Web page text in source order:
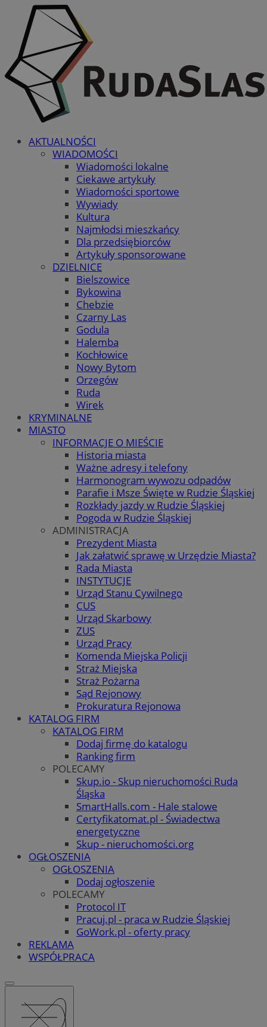
AKTUALNOŚCI
WIADOMOŚCI
Wiadomości lokalne
Ciekawe artykuły
Wiadomości sportowe
Wywiady
Kultura
Najmłodsi mieszkańcy
Dla przedsiębiorców
Artykuły sponsorowane
DZIELNICE
Bielszowice
Bykowina
Chebzie
Czarny Las
Godula
Halemba
Kochłowice
Nowy Bytom
Orzegów
Ruda
Wirek
KRYMINALNE
MIASTO
INFORMACJE O MIEŚCIE
Historia miasta
Ważne adresy i telefony
Harmonogram wywozu odpadów
Parafie i Msze Święte w Rudzie Śląskiej
Rozkłady jazdy w Rudzie Śląskiej
Pogoda w Rudzie Śląskiej
ADMINISTRACJA
Prezydent Miasta
Jak załatwić sprawę w Urzędzie Miasta?
Rada Miasta
INSTYTUCJE
Urząd Stanu Cywilnego
CUS
Urząd Skarbowy
ZUS
Urząd Pracy
Komenda Miejska Policji
Straż Miejska
Straż Pożarna
Sąd Rejonowy
Prokuratura Rejonowa
KATALOG FIRM
KATALOG FIRM
Dodaj firmę do katalogu
Ranking firm
POLECAMY
Skup.io - Skup nieruchomości Ruda
Śląska
SmartHalls.com - Hale stalowe
Certyfikatomat.pl - Świadectwa
energetyczne
Skup - nieruchomości.org
OGŁOSZENIA
OGŁOSZENIA
Dodaj ogłoszenie
POLECAMY
Protocol IT
Pracuj.pl - praca w Rudzie Śląskiej
GoWork.pl - oferty pracy
REKLAMA
WSPÓŁPRACA